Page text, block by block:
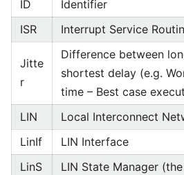
ID
Identifier
ISR
Interrupt Service
Jitte
r
Difference between
shortest delay (e.g.
time – Best case
LIN
Local Interconnect
LinIf
LIN Interface
LinS
LIN State Manager